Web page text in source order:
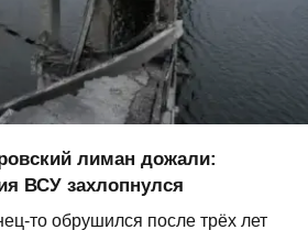
лиман дожали:
ВСУ захлопнулся
то обрушился после трёх лет